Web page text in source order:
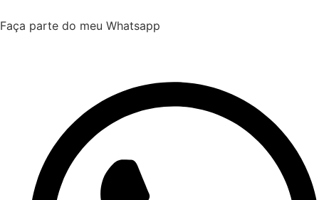
Faça parte do meu Whatsapp